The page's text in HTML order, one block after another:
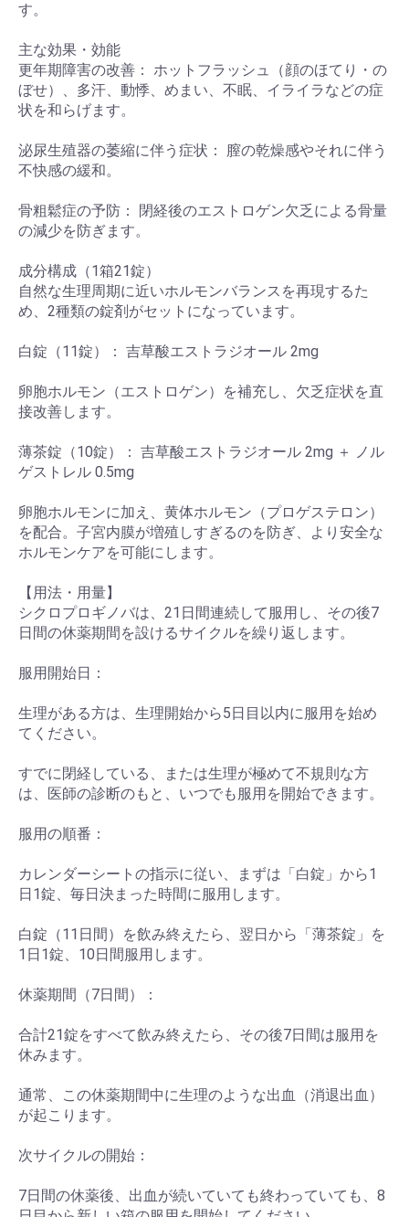
す。
主な効果・効能
更年期障害の改善： ホットフラッシュ（顔のほてり・の
ぼせ）、多汗、動悸、めまい、不眠、イライラなどの症
状を和らげます。
泌尿生殖器の萎縮に伴う症状： 膣の乾燥感やそれに伴う
不快感の緩和。
骨粗鬆症の予防： 閉経後のエストロゲン欠乏による骨量
の減少を防ぎます。
成分構成（1箱21錠）
自然な生理周期に近いホルモンバランスを再現するた
め、2種類の錠剤がセットになっています。
白錠（11錠）： 吉草酸エストラジオール 2mg
卵胞ホルモン（エストロゲン）を補充し、欠乏症状を直
接改善します。
薄茶錠（10錠）： 吉草酸エストラジオール 2mg ＋ ノル
ゲストレル 0.5mg
卵胞ホルモンに加え、黄体ホルモン（プロゲステロン）
を配合。子宮内膜が増殖しすぎるのを防ぎ、より安全な
ホルモンケアを可能にします。
【用法・用量】
シクロプロギノバは、21日間連続して服用し、その後7
日間の休薬期間を設けるサイクルを繰り返します。
服用開始日：
生理がある方は、生理開始から5日目以内に服用を始め
てください。
すでに閉経している、または生理が極めて不規則な方
は、医師の診断のもと、いつでも服用を開始できます。
服用の順番：
カレンダーシートの指示に従い、まずは「白錠」から1
日1錠、毎日決まった時間に服用します。
白錠（11日間）を飲み終えたら、翌日から「薄茶錠」を
1日1錠、10日間服用します。
休薬期間（7日間）：
合計21錠をすべて飲み終えたら、その後7日間は服用を
休みます。
通常、この休薬期間中に生理のような出血（消退出血）
が起こります。
次サイクルの開始：
7日間の休薬後、出血が続いていても終わっていても、8